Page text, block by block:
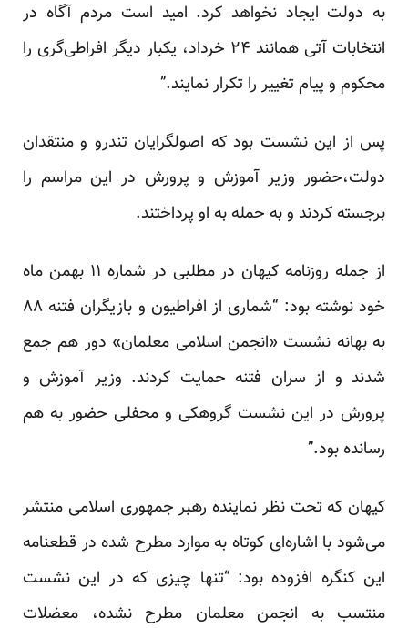
به دولت ایجاد نخواهد کرد. امید است مردم آگاه در
انتخابات آتی همانند ۲۴ خرداد، یکبار دیگر افراطی‌گری را
محکوم و پیام تغییر را تکرار نمایند.”
پس از این نشست بود که اصولگرایان تندرو و منتقدان
دولت،حضور وزیر آموزش و پرورش در این مراسم را
برجسته کردند و به حمله به او پرداختند.
از جمله روزنامه کیهان در مطلبی در شماره ۱۱ بهمن ماه
خود نوشته بود: “شماری از افراطیون و بازیگران فتنه ۸۸
به بهانه نشست «انجمن اسلامی معلمان» دور هم جمع
شدند و از سران فتنه حمایت کردند. وزیر آموزش و
پرورش در این نشست گروهکی و محفلی حضور به هم
رسانده بود.”
کیهان که تحت نظر نماینده رهبر جمهوری اسلامی منتشر
می‌شود با اشاره‌ای کوتاه به موارد مطرح شده در قطعنامه
این کنگره افزوده بود: “تنها چیزی که در این نشست
منتسب به انجمن معلمان مطرح نشده، معضلات